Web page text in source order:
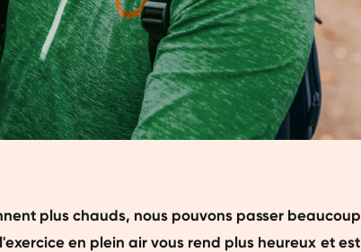
plus chauds, nous pouvons passer beaucoup
en plein air vous rend plus heureux et est